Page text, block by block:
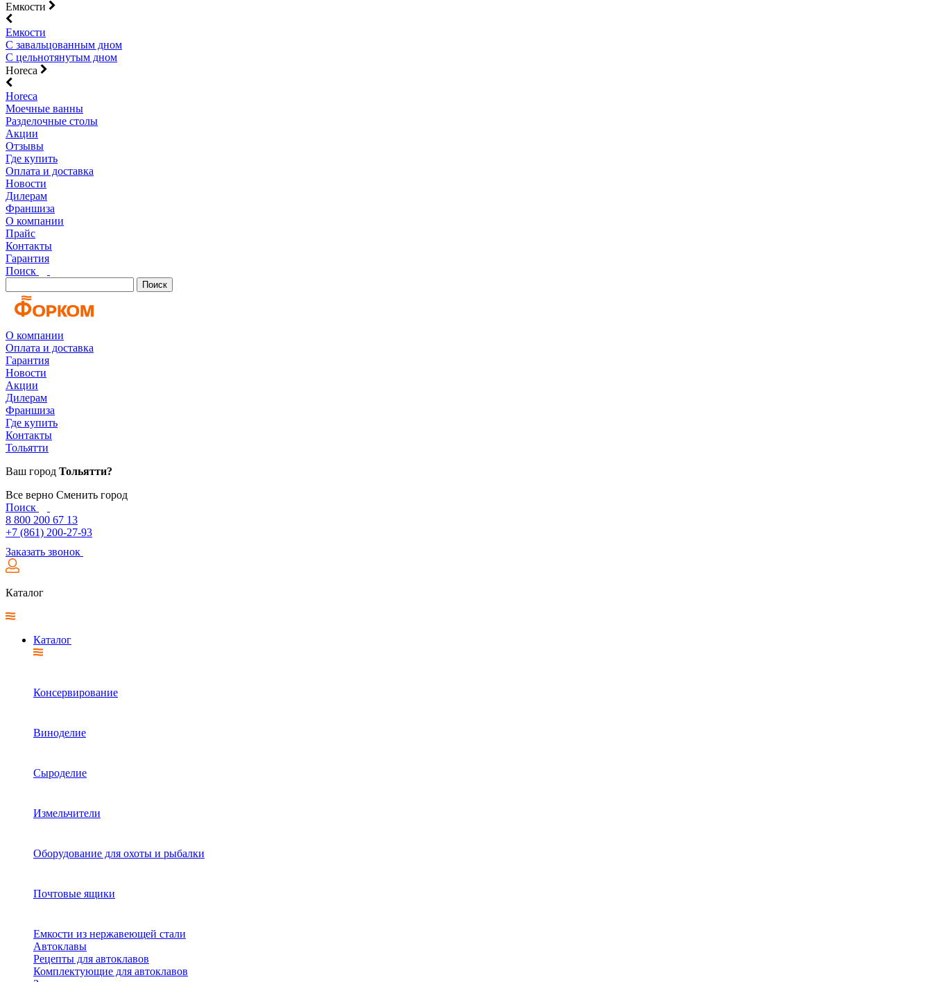
Емкости
Емкости
С завальцованным дном
С цельнотянутым дном
Horeca
Horeca
Моечные ванны
Разделочные столы
Акции
Отзывы
Где купить
Оплата и доставка
Новости
Дилерам
Франшиза
О компании
Прайс
Контакты
Гарантия
Поиск
Поиск
О компании
Оплата и доставка
Гарантия
Новости
Акции
Дилерам
Франшиза
Где купить
Контакты
Тольятти
Ваш город Тольятти?
Все верно Сменить город
Поиск
8 800 200 67 13
+7 (861) 200-27-93
Заказать звонок
Каталог
Каталог
Консервирование
Виноделие
Сыроделие
Измельчители
Оборудование для охоты и рыбалки
Почтовые ящики
Емкости из нержавеющей стали
Автоклавы
Рецепты для автоклавов
Комплектующие для автоклавов